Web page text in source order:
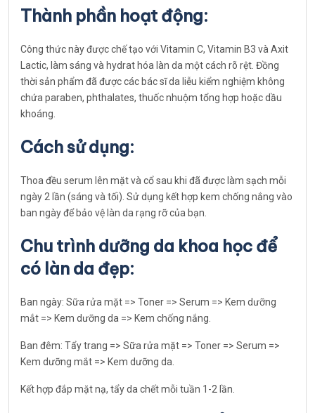
Thành phần hoạt động:
Công thức này được chế tạo với Vitamin C, Vitamin B3 và Axit
Lactic, làm sáng và hydrat hóa làn da một cách rõ rệt. Đồng
thời sản phẩm đã được các bác sĩ da liễu kiểm nghiệm không
chứa paraben, phthalates, thuốc nhuộm tổng hợp hoặc dầu
khoáng.
Cách sử dụng:
Thoa đều serum lên mặt và cổ sau khi đã được làm sạch mỗi
ngày 2 lần (sáng và tối). Sử dụng kết hợp kem chống nắng vào
ban ngày để bảo vệ làn da rạng rỡ của bạn.
Chu trình dưỡng da khoa học để
có làn da đẹp:
Ban ngày: Sữa rửa mặt => Toner => Serum => Kem dưỡng
mắt => Kem dưỡng da => Kem chống nắng.
Ban đêm: Tẩy trang => Sữa rửa mặt => Toner => Serum =>
Kem dưỡng mắt => Kem dưỡng da.
Kết hợp đắp mặt nạ, tẩy da chết mỗi tuần 1-2 lần.